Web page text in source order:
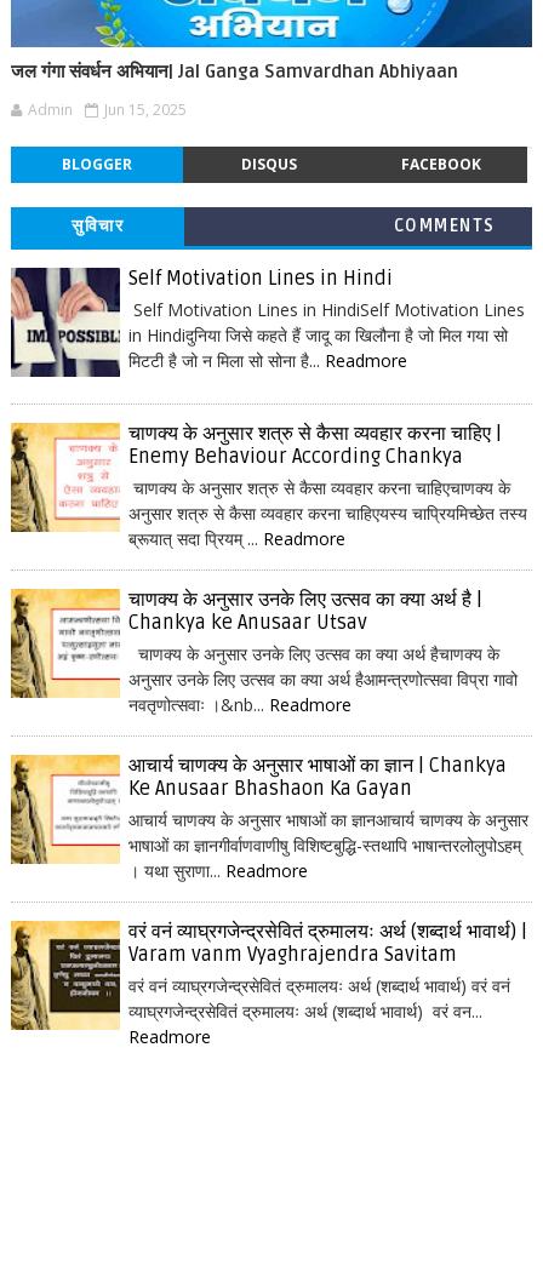
जल गंगा संवर्धन अभियान| Jal Ganga Samvardhan Abhiyaan
Admin Jun 15, 2025
BLOGGER DISQUS FACEBOOK
सुविचार COMMENTS
Self Motivation Lines in Hindi
Self Motivation Lines in HindiSelf Motivation Lines
in Hindiदुनिया जिसे कहते हैं जादू का खिलौना है जो मिल गया सो
मिटटी है जो न मिला सो सोना है... Readmore
चाणक्य के अनुसार शत्रु से कैसा व्यवहार करना चाहिए |
Enemy Behaviour According Chankya
चाणक्य के अनुसार शत्रु से कैसा व्यवहार करना चाहिएचाणक्य के
अनुसार शत्रु से कैसा व्यवहार करना चाहिएयस्य चाप्रियमिच्छेत तस्य
ब्रूयात् सदा प्रियम् ... Readmore
चाणक्य के अनुसार उनके लिए उत्सव का क्या अर्थ है |
Chankya ke Anusaar Utsav
चाणक्य के अनुसार उनके लिए उत्सव का क्या अर्थ हैचाणक्य के
अनुसार उनके लिए उत्सव का क्या अर्थ हैआमन्त्रणोत्सवा विप्रा गावो
नवतृणोत्सवाः ।&nb... Readmore
आचार्य चाणक्य के अनुसार भाषाओं का ज्ञान | Chankya
Ke Anusaar Bhashaon Ka Gayan
आचार्य चाणक्य के अनुसार भाषाओं का ज्ञानआचार्य चाणक्य के अनुसार
भाषाओं का ज्ञानगीर्वाणवाणीषु विशिष्टबुद्धि-स्तथापि भाषान्तरलोलुपोऽहम्
। यथा सुराणा... Readmore
वरं वनं व्याघ्रगजेन्द्रसेवितं द्रुमालयः अर्थ (शब्दार्थ भावार्थ) |
Varam vanm Vyaghrajendra Savitam
वरं वनं व्याघ्रगजेन्द्रसेवितं द्रुमालयः अर्थ (शब्दार्थ भावार्थ) वरं वनं
व्याघ्रगजेन्द्रसेवितं द्रुमालयः अर्थ (शब्दार्थ भावार्थ) वरं वन...
Readmore